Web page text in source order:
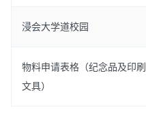
浸会大学道校园
物料申请表格（纪念品及印刷
文具）